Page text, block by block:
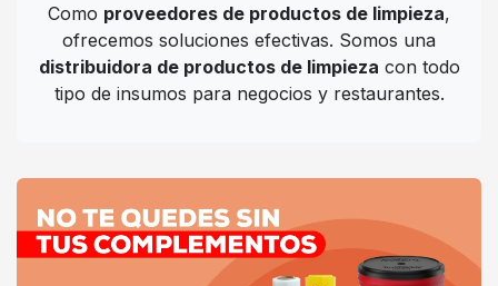
Como proveedores de productos de limpieza,
ofrecemos soluciones efectivas. Somos una
distribuidora de productos de limpieza con todo
tipo de insumos para negocios y restaurantes.